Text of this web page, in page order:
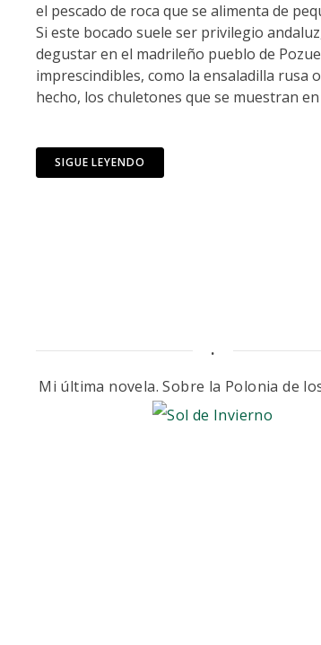
el pescado de roca que se alimenta de
Si este bocado suele ser privilegio
degustar en el madrileño pueblo de
imprescindibles, como la ensaladilla rusa
hecho, los chuletones que se muestran
SIGUE LEYENDO
.
Mi última novela. Sobre la Polonia de